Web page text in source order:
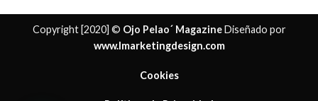
Copyright [2020] © Ojo Pelao´ MagazineDiseñado por
www.lmarketingdesign.com
Cookies